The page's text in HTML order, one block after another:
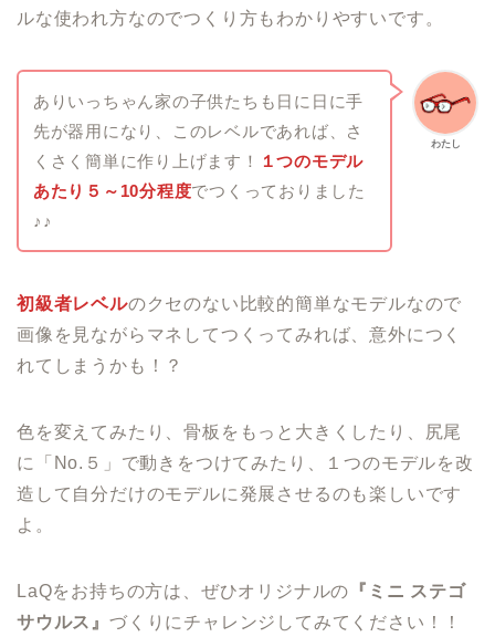
ルな使われ方なのでつくり方もわかりやすいです。
わたし
ありいっちゃん家の子供たちも日に日に手
先が器用になり、このレベルであれば、さ
くさく簡単に作り上げます！
１つのモデル
あたり５～10分程度でつくっておりました
♪♪
初級者レベルのクセのない比較的簡単なモデルなので
画像を見ながらマネしてつくってみれば、意外につく
れてしまうかも！？
色を変えてみたり、骨板をもっと大きくしたり、尻尾
に「No.５」で動きをつけてみたり、１つのモデルを改
造して自分だけのモデルに発展させるのも楽しいです
よ。
LaQをお持ちの方は、ぜひオリジナルの 『ミニ ステゴ
サウルス』 づくりにチャレンジしてみてください！！